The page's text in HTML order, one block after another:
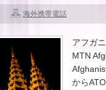
海外携帯電話
アフガ
MTN
から